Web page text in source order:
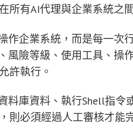
所有AI代理與企業系統之
作企業系統，而是每一次
風險等級、使用工具、操
許執行。
料庫資料、執行Shell指令
則必須經過人工審核才能